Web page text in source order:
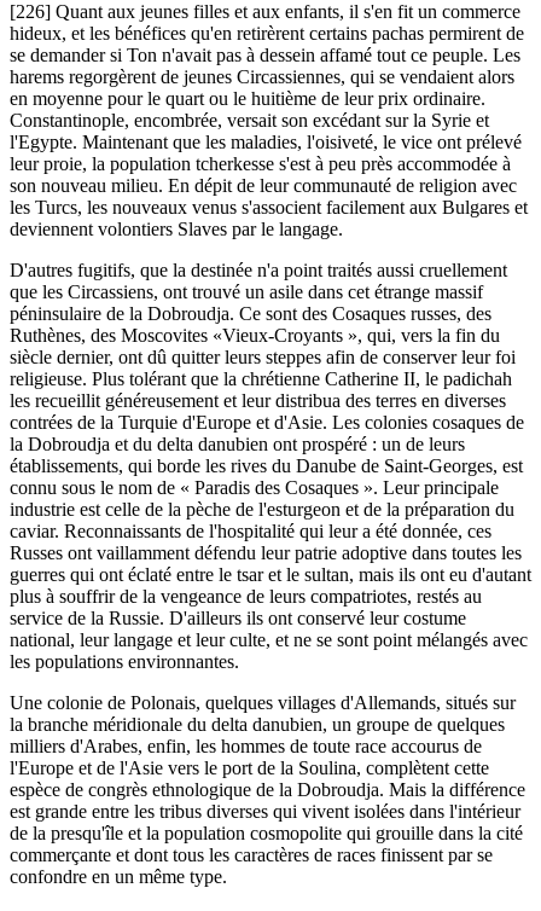
[226] Quant aux jeunes filles et aux enfants, il s'en fit un commerce
hideux, et les bénéfices qu'en retirèrent certains pachas permirent de
se demander si Ton n'avait pas à dessein affamé tout ce peuple. Les
harems regorgèrent de jeunes Circassiennes, qui se vendaient alors
en moyenne pour le quart ou le huitième de leur prix ordinaire.
Constantinople, encombrée, versait son excédant sur la Syrie et
l'Egypte. Maintenant que les maladies, l'oisiveté, le vice ont prélevé
leur proie, la population tcherkesse s'est à peu près accommodée à
son nouveau milieu. En dépit de leur communauté de religion avec
les Turcs, les nouveaux venus s'associent facilement aux Bulgares et
deviennent volontiers Slaves par le langage.
D'autres fugitifs, que la destinée n'a point traités aussi cruellement
que les Circassiens, ont trouvé un asile dans cet étrange massif
péninsulaire de la Dobroudja. Ce sont des Cosaques russes, des
Ruthènes, des Moscovites «Vieux-Croyants », qui, vers la fin du
siècle dernier, ont dû quitter leurs steppes afin de conserver leur foi
religieuse. Plus tolérant que la chrétienne Catherine II, le padichah
les recueillit généreusement et leur distribua des terres en diverses
contrées de la Turquie d'Europe et d'Asie. Les colonies cosaques de
la Dobroudja et du delta danubien ont prospéré : un de leurs
établissements, qui borde les rives du Danube de Saint-Georges, est
connu sous le nom de « Paradis des Cosaques ». Leur principale
industrie est celle de la pèche de l'esturgeon et de la préparation du
caviar. Reconnaissants de l'hospitalité qui leur a été donnée, ces
Russes ont vaillamment défendu leur patrie adoptive dans toutes les
guerres qui ont éclaté entre le tsar et le sultan, mais ils ont eu d'autant
plus à souffrir de la vengeance de leurs compatriotes, restés au
service de la Russie. D'ailleurs ils ont conservé leur costume
national, leur langage et leur culte, et ne se sont point mélangés avec
les populations environnantes.
Une colonie de Polonais, quelques villages d'Allemands, situés sur
la branche méridionale du delta danubien, un groupe de quelques
milliers d'Arabes, enfin, les hommes de toute race accourus de
l'Europe et de l'Asie vers le port de la Soulina, complètent cette
espèce de congrès ethnologique de la Dobroudja. Mais la différence
est grande entre les tribus diverses qui vivent isolées dans l'intérieur
de la presqu'île et la population cosmopolite qui grouille dans la cité
commerçante et dont tous les caractères de races finissent par se
confondre en un même type.